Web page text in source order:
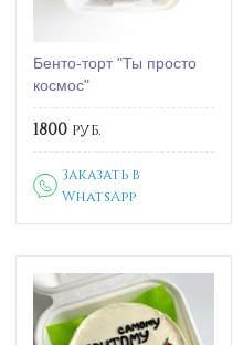
Бенто-торт "Ты просто
космос"
1800 руб.
Заказать в
WhatsApp